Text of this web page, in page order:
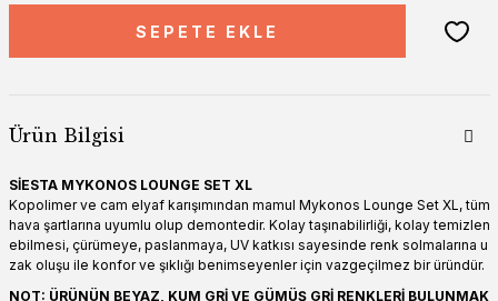
SEPETE EKLE
Ürün Bilgisi
SİESTA MYKONOS LOUNGE SET XL
Kopolimer ve cam elyaf karışımından mamul Mykonos Lounge Set XL, tüm
hava şartlarına uyumlu olup demontedir. Kolay taşınabilirliği, kolay temizlen
ebilmesi, çürümeye, paslanmaya, UV katkısı sayesinde renk solmalarına u
zak oluşu ile konfor ve şıklığı benimseyenler için vazgeçilmez bir üründür.
NOT: ÜRÜNÜN BEYAZ, KUM GRİ VE GÜMÜŞ GRİ RENKLERİ BULUNMAK